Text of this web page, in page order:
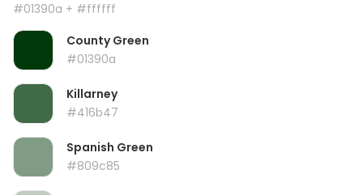
#01390a + #ffffff
County Green
#01390a
Killarney
#416b47
Spanish Green
#809c85